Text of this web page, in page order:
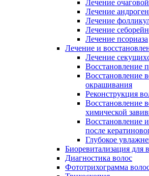
Лечение
Лечение
Лечение
Лечение
Лечение псориаза
Лечение и
Лечение
Восстановление
Восстановление
окрашивания
Реконструкция
Восстановление
химической
Восстановление
после
Глубокое
Биоревитализация для
Диагностика волос
Фототрихограмма